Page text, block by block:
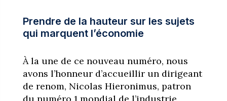
Prendre de la hauteur sur les sujets
qui marquent l’économie
À la une de ce nouveau numéro, nous
avons l’honneur d’accueillir un dirigeant
de renom, Nicolas Hieronimus, patron
du numéro 1 mondial de l’industrie